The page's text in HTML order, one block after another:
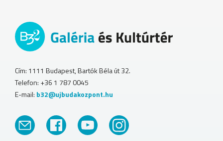
Cím: 1111 Budapest, Bartók Béla út 32.
Telefon: +36 1 787 0045
E-mail: b32@ujbudakozpont.hu